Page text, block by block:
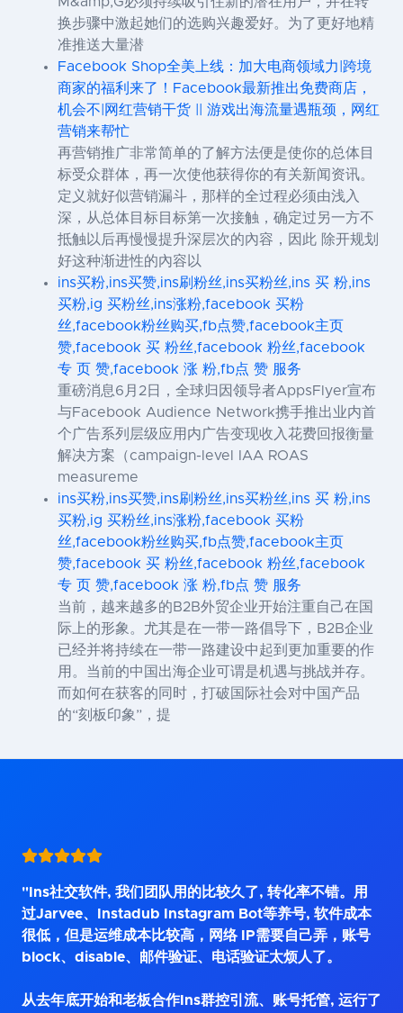
换步骤中激起她们的选购兴趣爱好。为了更好地精
准推送大量潜
Facebook Shop全美上线：加大电商领域力|跨境
商家的福利来了！Facebook最新推出免费商店，
机会不|网红营销干货 || 游戏出海流量遇瓶颈，网红
营销来帮忙
再营销推广非常简单的了解方法便是使你的总体目
标受众群体，再一次使他获得你的有关新闻资讯。
定义就好似营销漏斗，那样的全过程必须由浅入
深，从总体目标目标第一次接触，确定过另一方不
抵触以后再慢慢提升深层次的內容，因此 除开规划
好这种渐进性的內容以
ins买粉,ins买赞,ins刷粉丝,ins买粉丝,ins 买 粉,ins
买粉,ig 买粉丝,ins涨粉,facebook 买粉
丝,facebook粉丝购买,fb点赞,facebook主页
赞,facebook 买 粉丝,facebook 粉丝,facebook
专 页 赞,facebook 涨 粉,fb点 赞 服务
重磅消息6月2日，全球归因领导者AppsFlyer宣布
与Facebook Audience Network携手推出业内首
个广告系列层级应用内广告变现收入花费回报衡量
解决方案（campaign-level IAA ROAS
measureme
ins买粉,ins买赞,ins刷粉丝,ins买粉丝,ins 买 粉,ins
买粉,ig 买粉丝,ins涨粉,facebook 买粉
丝,facebook粉丝购买,fb点赞,facebook主页
赞,facebook 买 粉丝,facebook 粉丝,facebook
专 页 赞,facebook 涨 粉,fb点 赞 服务
当前，越来越多的B2B外贸企业开始注重自己在国
际上的形象。尤其是在一带一路倡导下，B2B企业
已经并将持续在一带一路建设中起到更加重要的作
用。当前的中国出海企业可谓是机遇与挑战并存。
而如何在获客的同时，打破国际社会对中国产品
的“刻板印象”，提
"Ins社交软件, 我们团队用的比较久了, 转化率不错。用
过Jarvee、Instadub Instagram Bot等养号, 软件成本
很低，但是运维成本比较高，网络 IP需要自己弄，账号
block、disable、邮件验证、电话验证太烦人了。
从去年底开始和老板合作Ins群控引流、账号托管, 运行了